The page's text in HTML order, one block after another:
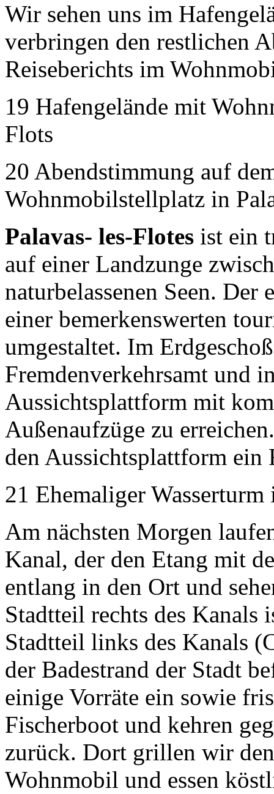
Wir sehen uns im
verbringen den restlichen
Reiseberichts im
19 Hafengelände mit
Flots
20 Abendstimmung auf
Wohnmobilstellplatz in
Palavas- les-Flotes ist ein
auf einer Landzunge
naturbelassenen Seen. Der
einer bemerkenswerten
umgestaltet. Im
Fremdenverkehrsamt und
Aussichtsplattform mit
Außenaufzüge zu
den Aussichtsplattform
21 Ehemaliger
Am nächsten Morgen
Kanal, der den Etang mit
entlang in den Ort und
Stadtteil rechts des
Stadtteil links des Kanals
der Badestrand der Stadt
einige Vorräte ein sowie
Fischerboot und kehren
zurück. Dort grillen wir
Wohnmobil und essen